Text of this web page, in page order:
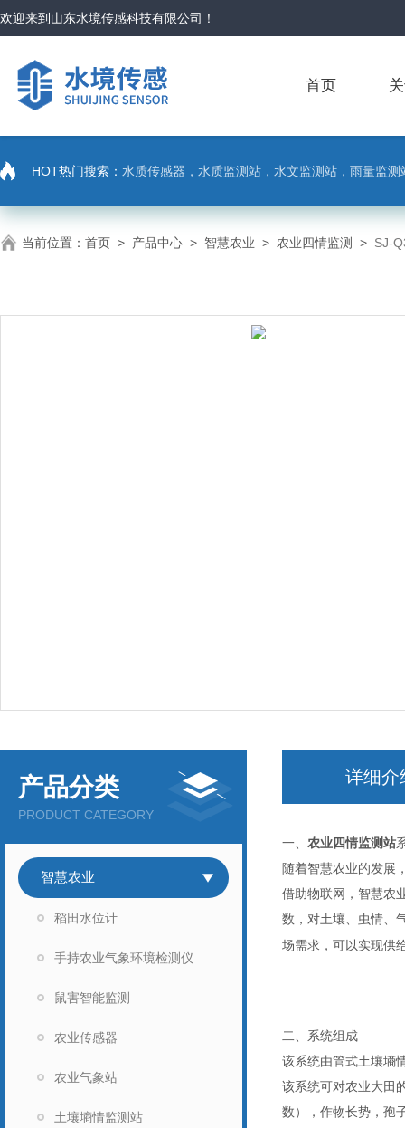
欢迎来到 山东水境传感科技有限公司 ！
首页
HOT热门搜索： 水质传感器，水质监测站，水文监测站，雨量监
当前位置： 首页 > 产品中心 > 智慧农业 > 农业四情监测 > SJ-
产品分类
PRODUCT CATEGORY
智慧农业
稻田水位计
手持农业气象环境检测仪
鼠害智能监测
农业传感器
农业气象站
土壤墒情监测站
详细介
一、 农业四情监测站
随着智慧农业的发展
借助物联网，智慧农
数，对土壤、虫情、
场需求，可以实现供
二、系统组成
该系统由管式土壤墒
该系统可对农业大田
数），作物长势，孢